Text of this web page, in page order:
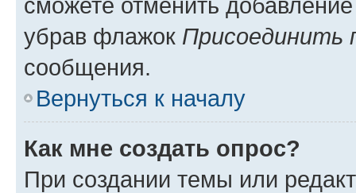
убрав флажок Присоединить
сообщения.
Вернуться к началу
Как мне создать опрос?
При создании темы или